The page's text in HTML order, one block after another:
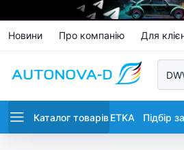
Новини Про компанію Для
Каталог товарівETKA Підбір